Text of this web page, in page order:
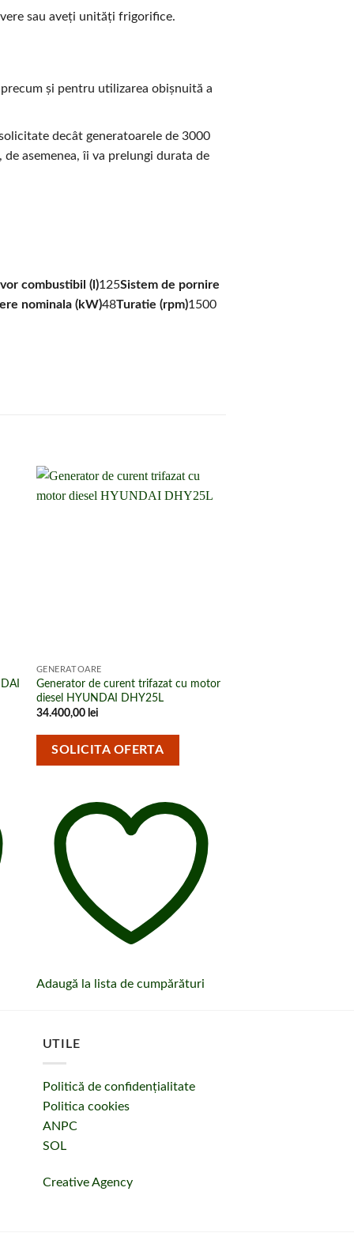
sau aveți unități frigorifice.
și pentru utilizarea obișnuită a
decât generatoarele de 3000
asemenea, îi va prelungi durata de
combustibil (l)125Sistem de pornire
nominala (kW)48Turatie (rpm)1500
GENERATOARE
Generator de curent trifazat cu motor
diesel HYUNDAI DHY25L
34.400,00 lei
SOLICITA OFERTA
Adaugă la lista de cumpărături
UTILE
Politică de confidențialitate
Politica cookies
ANPC
SOL
Creative Agency